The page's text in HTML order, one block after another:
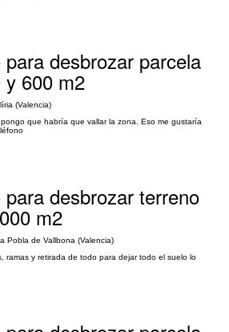
desbrozar parcela
600 m2
(Valencia)
que habría que vallar la zona. Eso me gustaría
desbrozar terreno
m2
Pobla de Vallbona (Valencia)
ramas y retirada de todo para dejar todo el suelo lo